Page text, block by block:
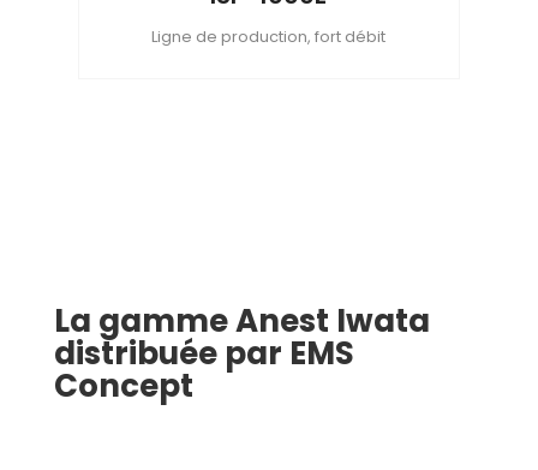
Ligne de production, fort débit
La gamme Anest Iwata
distribuée par EMS
Concept